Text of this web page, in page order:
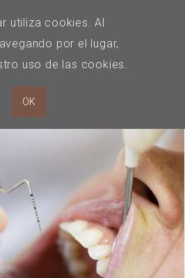
utiliza cookies. Al
por el lugar,
uso de las cookies.
OK